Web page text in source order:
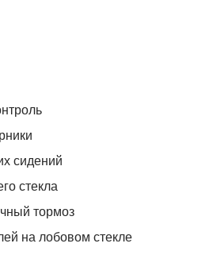
сидений
стекла
тормоз
на лобовом стекле